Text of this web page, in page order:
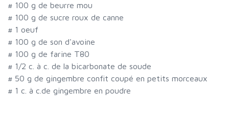
# 100 g de beurre mou
# 100 g de sucre roux de canne
# 1 oeuf
# 100 g de son d'avoine
# 100 g de farine T80
# 1/2 c. à c. de la bicarbonate de soude
# 50 g de gingembre confit coupé en petits morceaux
# 1 c. à c.de gingembre en poudre